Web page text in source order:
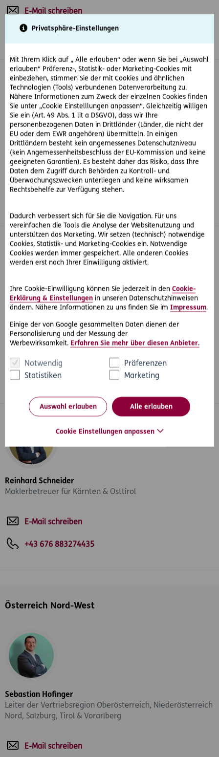
Privatsphäre-Einstellungen
Mit Ihrem Klick auf „ Alle erlauben“ oder wenn Sie bei „Auswahl
erlauben“ Präferenz-, Statistik- oder Marketing-Cookies mit
einbeziehen, stimmen Sie der mit Cookies und ähnlichen
Technologien (Tools) verbundenen Datenverarbeitung zu.
Nähere Informationen zum Zweck der einzelnen Cookies finden
Sie unter „Cookie Einstelllungen anpassen“. Gleichzeitig willigen
Sie ein (Art. 49 Abs. 1 lit a DSGVO), dass wir Ihre
personenbezogenen Daten in Drittländer (Länder, die nicht der
EU oder dem EWR angehören) übermitteln. In einigen
Drittländern besteht kein angemessenes Datenschutzniveau
(kein Angemessenheitsbeschluss der EU-Kommission und keine
geeigneten Garantien). Es besteht daher das Risiko, dass Ihre
Daten dem Zugriff durch Behörden zu Kontroll- und
Überwachungszwecken unterliegen und keine wirksamen
Rechtsbehelfe zur Verfügung stehen.
Dadurch verbessert sich für Sie die Navigation. Für uns
vereinfachen die Tools die Analyse der Websitenutzung und
unterstützen das Marketing. Wir setzen (technisch) notwendige
Cookies, Statistik- und Marketing-Cookies ein. Notwendige
Cookies werden immer gespeichert. Alle anderen Cookies
werden erst nach Ihrer Einwilligung aktiviert.
Ihre Cookie-Einwilligung können Sie jederzeit in den Cookie-
Erklärung & Einstellungen in unseren Datenschutzhinweisen
ändern. Nähere Informationen zu uns finden Sie im Impressum.
Einige der von Google gesammelten Daten dienen der
Personalisierung und der Messung der
Werbewirksamkeit. Erfahren Sie mehr über diesen Anbieter.
Notwendig
Präferenzen
Statistiken
Marketing
Auswahl erlauben Alle erlauben
Cookie Einstellungen anpassen
E-Mail schreiben
+43 676 837448109
Helmut Teny
Maklerbetreuer für Steiermark
E-Mail schreiben
Bernd Griesbacher
Maklerbetreuer und Key Account Industriemakler für
Steiermark
+43 676 883274210
Reinhard Schneider
Maklerbetreuer für Kärnten & Osttirol
E-Mail schreiben
+43 676 883274435
Österreich Nord-West
Sebastian Hofinger
Leiter der Vertriebsregion Oberösterreich, Niederösterreich
Nord, Salzburg, Tirol & Vorarlberg
E-Mail schreiben